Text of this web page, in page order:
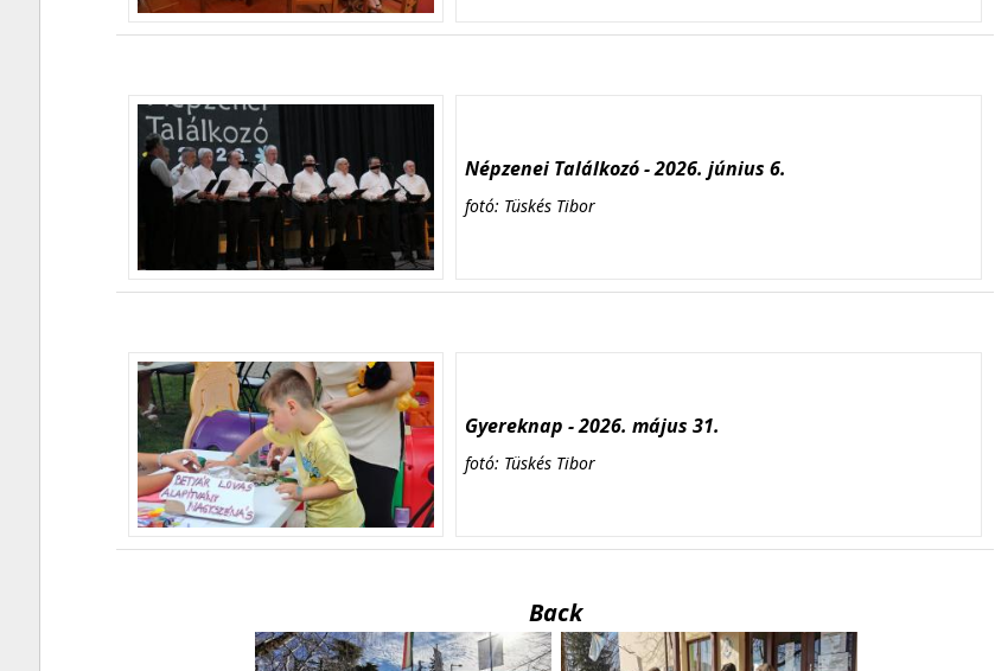
Népzenei Találkozó - 2026. június 6.
fotó: Tüskés Tibor
Gyereknap - 2026. május 31.
fotó: Tüskés Tibor
Back